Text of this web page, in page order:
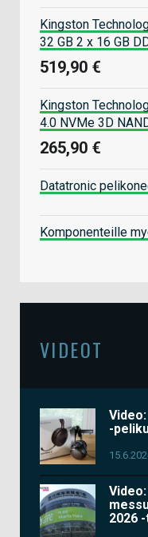
Kingston
32 GB 2 x 16 GB
519,90 €
Kingston
4.0 NVMe 3D
265,90 €
Datatronic
Komponenteille
VIDEOT
-
2026